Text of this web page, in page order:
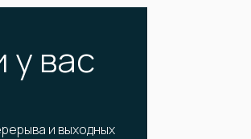
вас
и выходных